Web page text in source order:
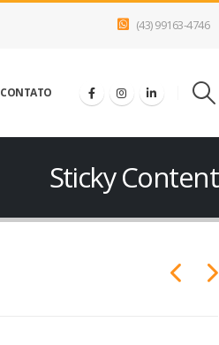
(43) 99163-4746
CONTATO
Sticky Content